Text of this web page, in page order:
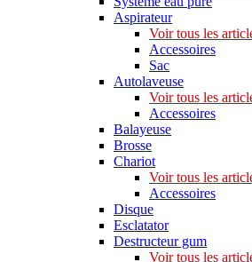
Aspirateur
Voir tous les
Accessoires
Sac
Autolaveuse
Voir tous les
Accessoires
Balayeuse
Brosse
Chariot
Voir tous les
Accessoires
Disque
Esclatator
Destructeur gum
Voir tous les